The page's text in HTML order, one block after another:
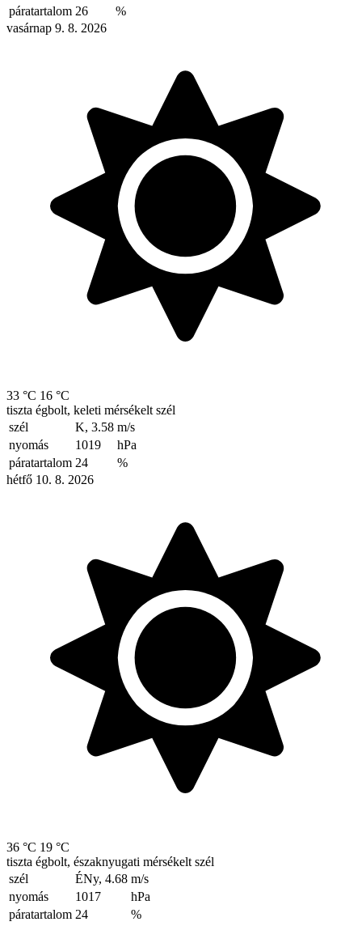
páratartalom 26
%
vasárnap 9. 8. 2026
33 °C 16 °C
tiszta égbolt, keleti mérsékelt szél
szél
K, 3.58 m/s
nyomás
1019
hPa
páratartalom 24
%
hétfő 10. 8. 2026
36 °C 19 °C
tiszta égbolt, északnyugati mérsékelt szél
szél
ÉNy, 4.68 m/s
nyomás
1017
hPa
páratartalom 24 %